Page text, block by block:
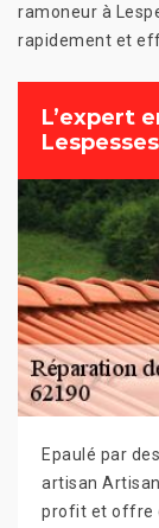
ramoneur à
rapidement et
L’expert
Epaulé par
artisan
profit et offre